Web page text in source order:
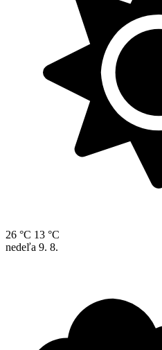
26 °C 13 °C
nedeľa 9. 8.